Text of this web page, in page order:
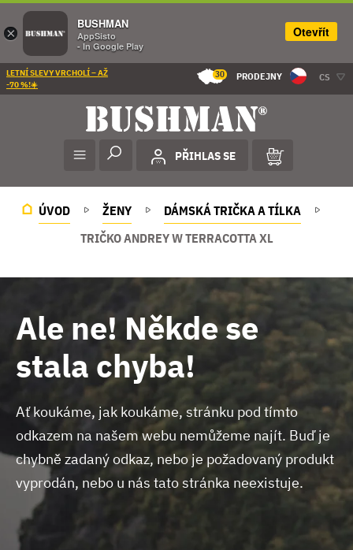
LETNÍ SLEVY VRCHOLÍ – AŽ
-70 %!☀️
30 PRODEJNY CS
PŘIHLAS SE
ÚVOD ŽENY
DÁMSKÁ TRIČKA A TÍLKA
TRIČKO ANDREY W TERRACOTTA XL
Ale ne! Někde se
stala chyba!
Ať koukáme, jak koukáme, stránku pod tímto
odkazem na našem webu nemůžeme najít. Buď je
chybně zadaný odkaz, nebo je požadovaný produkt
vyprodán, nebo u nás tato stránka neexistuje.
×
BUSHMAN
AppSisto
- In Google Play
Otevřít